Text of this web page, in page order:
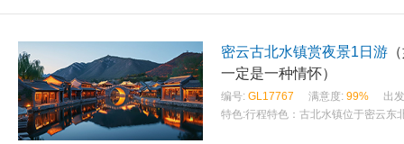
密云古北水镇赏夜景1日游
一定是一种情怀）
编号: GL17767 满意度: 99%
出
特色:行程特色：古北水镇位于密云东